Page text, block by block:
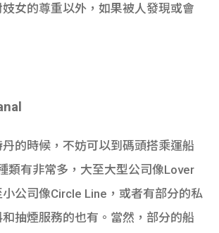
女的尊重以外，如果被人發現或會
的時候，不妨可以到碼頭搭乘運船
類有非常多，大至大型公司像Lover
公司像Circle Line，或者有部分的私
抽煙服務的也有。當然，部分的船